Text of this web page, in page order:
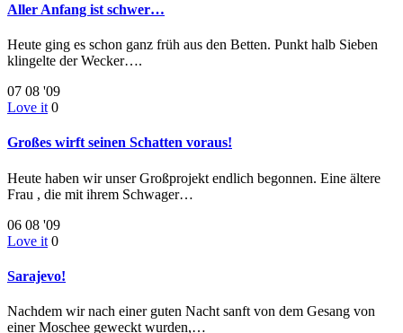
Aller Anfang ist schwer…
Heute ging es schon ganz früh aus den Betten. Punkt halb Sieben
klingelte der Wecker….
07 08 '09
Love it 0
Großes wirft seinen Schatten voraus!
Heute haben wir unser Großprojekt endlich begonnen. Eine ältere
Frau , die mit ihrem Schwager…
06 08 '09
Love it 0
Sarajevo!
Nachdem wir nach einer guten Nacht sanft von dem Gesang von
einer Moschee geweckt wurden,…